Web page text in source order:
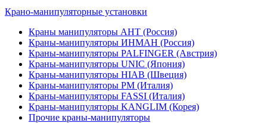
Крано-манипуляторные установки
Краны манипуляторы АНТ (Россия)
Краны-манипуляторы ИНМАН (Россия)
Краны-манипуляторы PALFINGER (Австрия)
Краны-манипуляторы UNIC (Япония)
Краны-манипуляторы HIAB (Швеция)
Краны-манипуляторы PM (Италия)
Краны-манипуляторы FASSI (Италия)
Краны-манипуляторы KANGLIM (Корея)
Прочие краны-манипуляторы